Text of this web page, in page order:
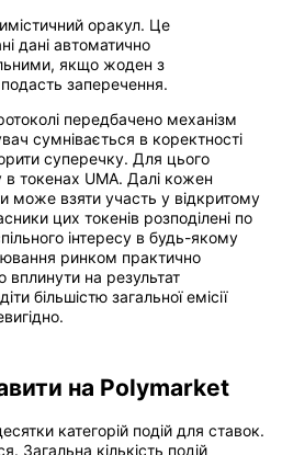
оракул. Це
дані автоматично
якщо жоден з
заперечення.
передбачено механізм
сумнівається в коректності
суперечку. Для цього
в токенах UMA. Далі кожен
може взяти участь у відкритому
цих токенів розподілені по
інтересу в будь-якому
ринком практично
вплинути на результат
більшістю загальної емісії
на Polymarket
категорій подій для ставок.
Загальна кількість подій